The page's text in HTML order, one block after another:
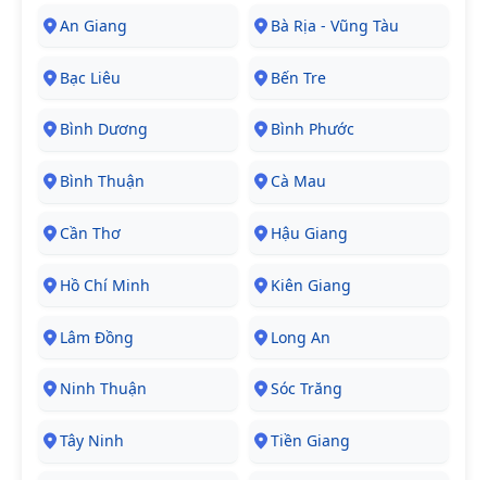
An Giang Bà Rịa - Vũng Tàu
Bạc Liêu Bến Tre
Bình Dương Bình Phước
Bình Thuận Cà Mau
Cần Thơ Hậu Giang
Hồ Chí Minh Kiên Giang
Lâm Đồng Long An
Ninh Thuận Sóc Trăng
Tây Ninh Tiền Giang